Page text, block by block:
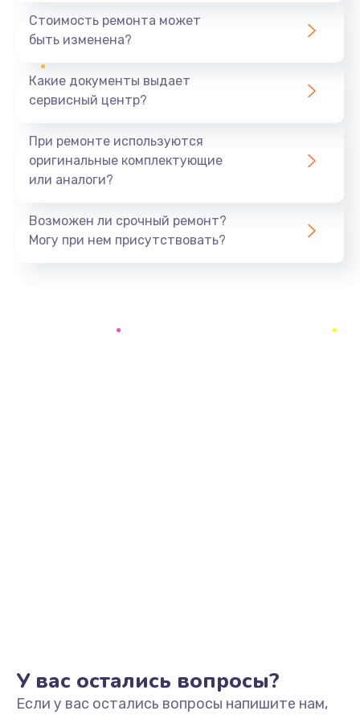
390 руб.
Замена разъёма наушников (гарнитуры)
Замена кнопок громкости
Заказать
Замена стекла
Стоимость ремонта может
быть изменена?
Какие документы выдает
сервисный центр?
При ремонте используются
оригинальные комплектующие
или аналоги?
Возможен ли срочный ремонт?
Могу при нем присутствовать?
У вас остались вопросы?
Если у вас остались вопросы напишите нам,